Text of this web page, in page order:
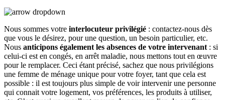
Nous sommes votre interlocuteur privilégié : contactez-nous dès
que vous le désirez, pour une question, un besoin particulier, etc.
Nous anticipons également les absences de votre intervenant : si
celui-ci est en congés, en arrêt maladie, nous mettons tout en œuvre
pour le remplacer. Ceci étant précisé, sachez que nous privilégions
une femme de ménage unique pour votre foyer, tant que cela est
possible : il est toujours plus simple de voir intervenir une personne
qui connait votre logement, vos préférences, les produits à utiliser,